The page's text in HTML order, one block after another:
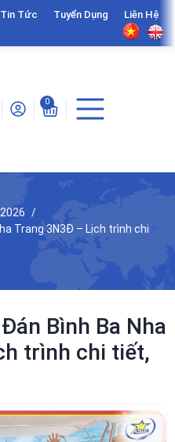
Tin Tức Tuyển Dụng Liên Hệ
0
Trang 3N3Đ – Lịch trình chi
Bình Ba Nha
trình chi tiết,